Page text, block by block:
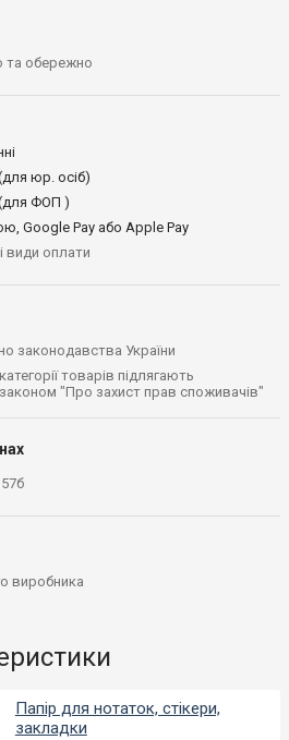
обережно
юр. осіб)
ФОП )
Google Pay або Apple Pay
види оплати
законодавства України
товарів підлягають
"Про захист прав споживачів"
виробника
Папір для нотаток, стікери,
закладки